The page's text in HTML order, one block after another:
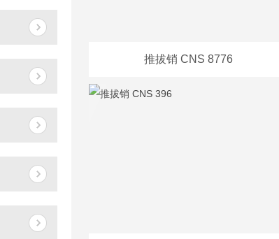
推拔销 CNS 8776